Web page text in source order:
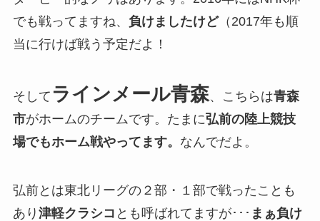
でも戦ってますね、 負けましたけど（2017年も順
当に行けば戦う予定だよ！
そして ラインメール青森、こちらは青森
市がホームのチームです。たまに弘前の陸上競技
場でもホーム戦やってます。 なんでだよ。
弘前とは東北リーグの２部・１部で戦ったことも
あり 津軽クラシコ とも呼ばれてますが･･･ まぁ負け